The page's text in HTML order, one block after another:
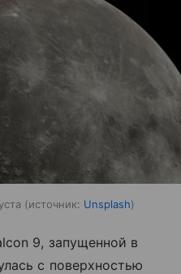
источник: Unsplash
9, запущенной в
с поверхностью